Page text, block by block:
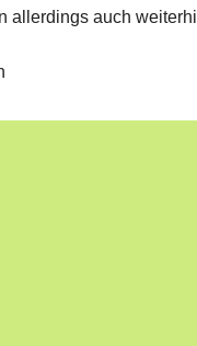
allerdings auch